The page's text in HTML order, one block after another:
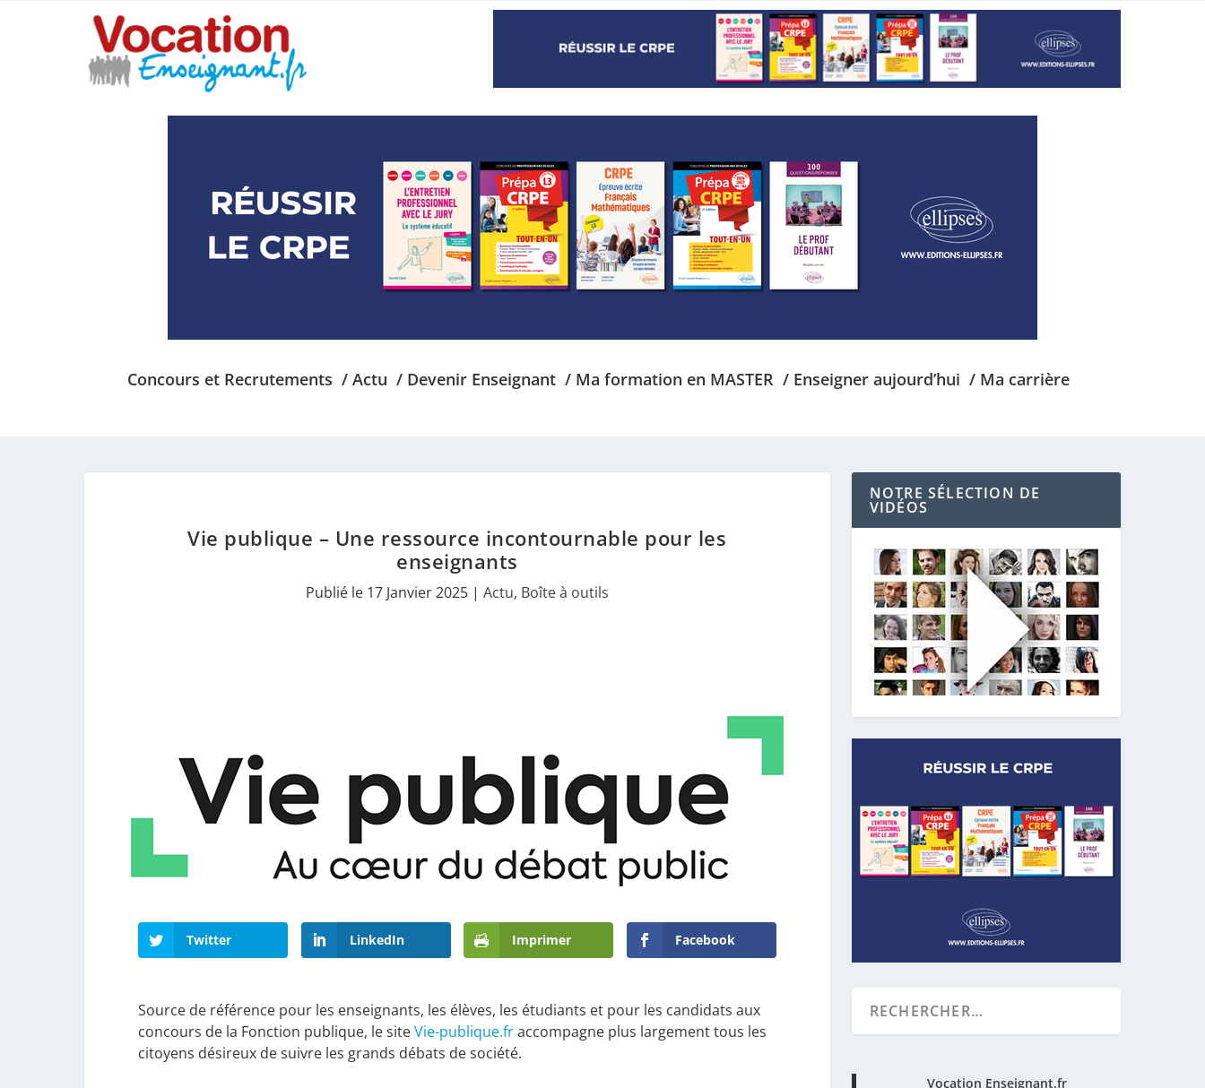
Concours et Recrutements / Actu / Devenir Enseignant / Ma formation en MASTER / Enseigner aujourd’hui / Ma carrière
Vie publique – Une ressource incontournable pour les
enseignants
Publié le 17 Janvier 2025| Actu, Boîte à outils
Twitter LinkedIn Imprimer Facebook
Source de référence pour les enseignants, les élèves, les étudiants et pour les candidats aux
concours de la Fonction publique, le siteVie-publique.fraccompagne plus largement tous les
citoyens désireux de suivre les grands débats de société.
NOTRE SÉLECTION DE
VIDÉOS
Vocation Enseignant.fr